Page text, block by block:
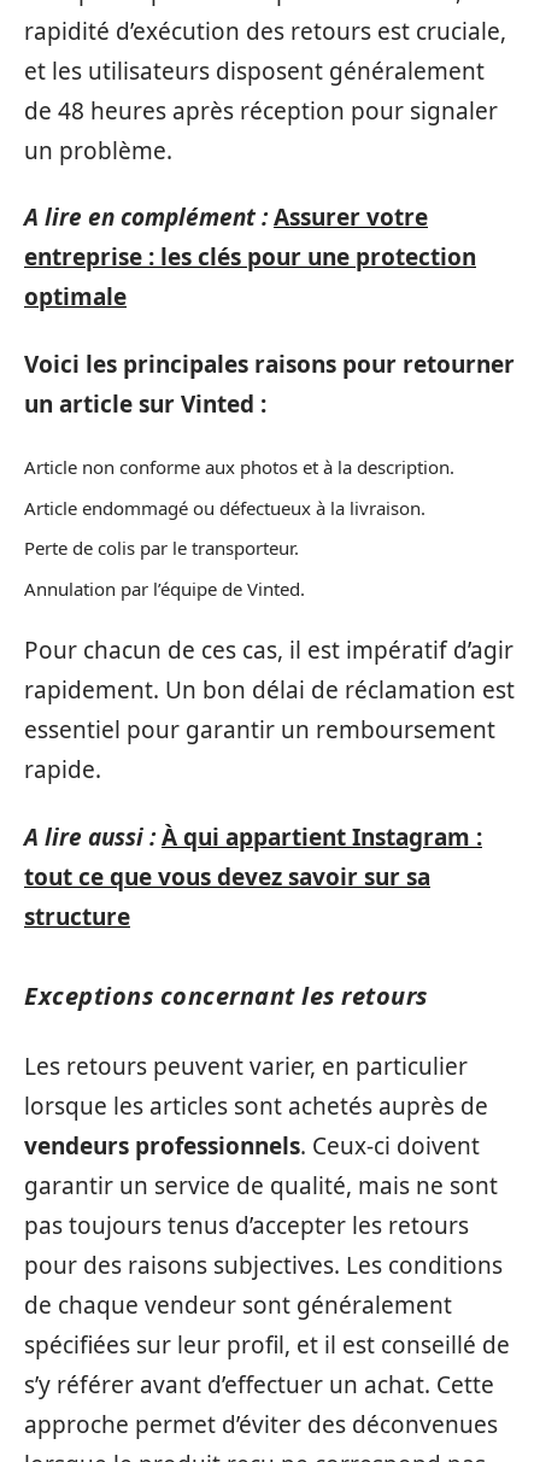
rapidité d’exécution des retours est cruciale,
et les utilisateurs disposent généralement
de 48 heures après réception pour signaler
un problème.
A lire en complément :Assurer votre
entreprise : les clés pour une protection
optimale
Voici les principales raisons pour retourner
un article sur Vinted :
Article non conforme aux photos et à la description.
Article endommagé ou défectueux à la livraison.
Perte de colis par le transporteur.
Annulation par l’équipe de Vinted.
Pour chacun de ces cas, il est impératif d’agir
rapidement. Un bon délai de réclamation est
essentiel pour garantir un remboursement
rapide.
A lire aussi :À qui appartient Instagram :
tout ce que vous devez savoir sur sa
structure
Exceptions concernant les retours
Les retours peuvent varier, en particulier
lorsque les articles sont achetés auprès de
vendeurs professionnels. Ceux-ci doivent
garantir un service de qualité, mais ne sont
pas toujours tenus d’accepter les retours
pour des raisons subjectives. Les conditions
de chaque vendeur sont généralement
spécifiées sur leur profil, et il est conseillé de
s’y référer avant d’effectuer un achat. Cette
approche permet d’éviter des déconvenues